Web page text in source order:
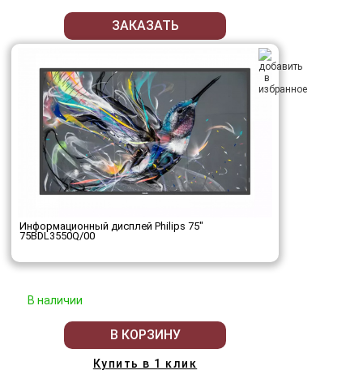
ЗАКАЗАТЬ
Информационный дисплей Philips 75"
75BDL3550Q/00
В наличии
В КОРЗИНУ
Купить в 1 клик